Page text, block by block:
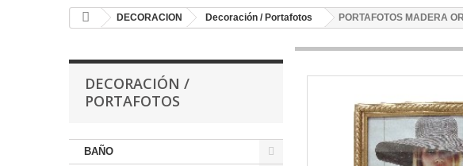
DECORACION Decoración / Portafotos PORTAFOTOS MADERA
DECORACIÓN /
PORTAFOTOS
BAÑO